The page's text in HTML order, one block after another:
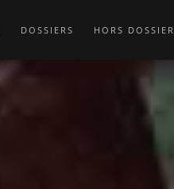
DOSSIERS HORS DOSSIER